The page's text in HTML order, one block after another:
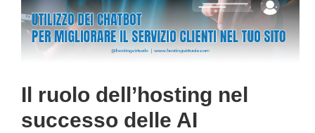
Il ruolo dell’hosting nel
successo delle AI